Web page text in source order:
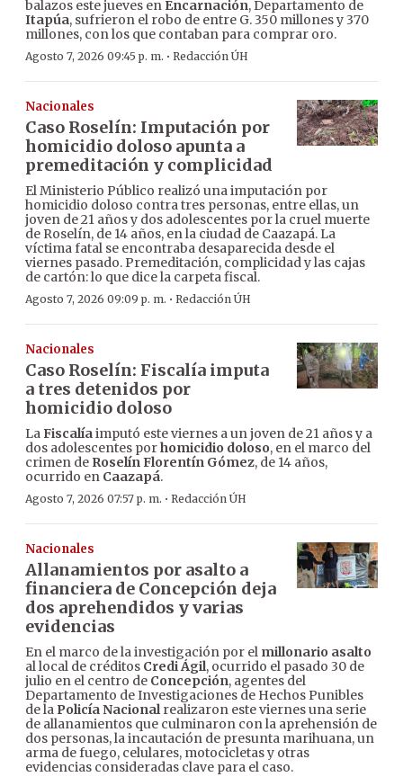
balazos este jueves en Encarnación, Departamento de
Itapúa, sufrieron el robo de entre G. 350 millones y 370
millones, con los que contaban para comprar oro.
Agosto 7, 2026 09:45 p. m. · Redacción ÚH
Nacionales
Caso Roselín: Imputación por
homicidio doloso apunta a
premeditación y complicidad
El Ministerio Público realizó una imputación por
homicidio doloso contra tres personas, entre ellas, un
joven de 21 años y dos adolescentes por la cruel muerte
de Roselín, de 14 años, en la ciudad de Caazapá. La
víctima fatal se encontraba desaparecida desde el
viernes pasado. Premeditación, complicidad y las cajas
de cartón: lo que dice la carpeta fiscal.
Agosto 7, 2026 09:09 p. m. · Redacción ÚH
Nacionales
Caso Roselín: Fiscalía imputa
a tres detenidos por
homicidio doloso
LaFiscalíaimputó este viernes a un joven de 21 años y a
dos adolescentes porhomicidio doloso, en el marco del
crimen de Roselín Florentín Gómez, de 14 años,
ocurrido en Caazapá.
Agosto 7, 2026 07:57 p. m. · Redacción ÚH
Nacionales
Allanamientos por asalto a
financiera de Concepción deja
dos aprehendidos y varias
evidencias
En el marco de la investigación por el millonario asalto
al local de créditos Credi Ágil, ocurrido el pasado 30 de
julio en el centro de Concepción, agentes del
Departamento de Investigaciones de Hechos Punibles
de la Policía Nacionalrealizaron este viernes una serie
de allanamientos que culminaron con la aprehensión de
dos personas, la incautación de presunta marihuana, un
arma de fuego, celulares, motocicletas y otras
evidencias consideradas clave para el caso.